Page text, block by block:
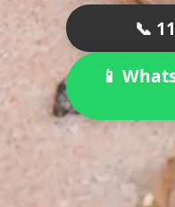
📞
📱